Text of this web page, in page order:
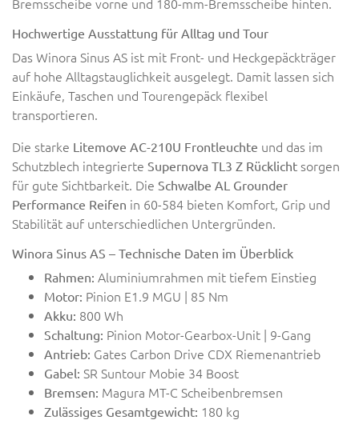
Hochwertige Ausstattung für Alltag und Tour
Das Winora Sinus AS ist mit Front- und Heckgepäckträger
auf hohe Alltagstauglichkeit ausgelegt. Damit lassen sich
Einkäufe, Taschen und Tourengepäck flexibel
transportieren.
Die starke Litemove AC-210U Frontleuchte und das im
Schutzblech integrierte Supernova TL3 Z Rücklicht sorgen
für gute Sichtbarkeit. Die Schwalbe AL Grounder
Performance Reifen in 60-584 bieten Komfort, Grip und
Stabilität auf unterschiedlichen Untergründen.
Winora Sinus AS – Technische Daten im Überblick
Rahmen: Aluminiumrahmen mit tiefem Einstieg
Motor: Pinion E1.9 MGU | 85 Nm
Akku: 800 Wh
Schaltung: Pinion Motor-Gearbox-Unit | 9-Gang
Antrieb: Gates Carbon Drive CDX Riemenantrieb
Gabel: SR Suntour Mobie 34 Boost
Bremsen: Magura MT-C Scheibenbremsen
Zulässiges Gesamtgewicht: 180 kg